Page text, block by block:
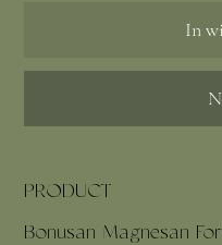
In
PRODUCT
Bonusan Magnesan